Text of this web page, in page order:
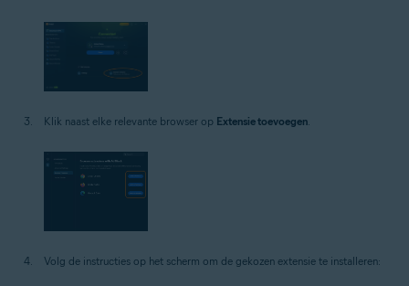
Klik naast elke relevante browser op Extensie toevoegen.
Volg de instructies op het scherm om de gekozen extensie te installeren: